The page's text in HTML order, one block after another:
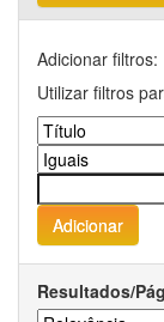
Adicionar filtros:
Utilizar filtros
Resultados/